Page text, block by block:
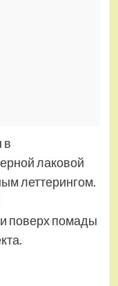
в
лаковой
леттерингом.
поверх помады